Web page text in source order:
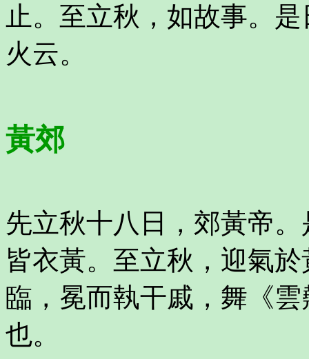
止。至立秋，如故事。
火云。
黃郊
先立秋十八日，郊黃帝
皆衣黃。至立秋，迎氣
臨，冕而執干戚，舞《
也。